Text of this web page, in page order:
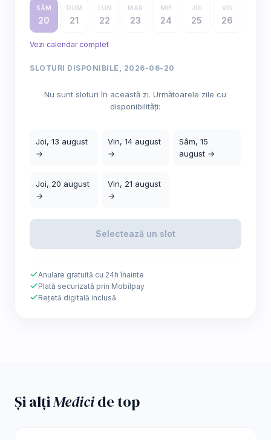
SÂM
20
DUM
21
LUN
22
MAR
23
MIE
24
JOI
25
VIN
26
Vezi calendar complet
SLOTURI DISPONIBILE, 2026-06-20
Nu sunt sloturi în această zi. Următoarele zile cu
disponibilități:
Joi, 13 august
→
Vin, 14 august
→
Sâm, 15
august →
Joi, 20 august
→
Vin, 21 august
→
Selectează un slot
Anulare gratuită cu 24h înainte
Plată securizată prin Mobilpay
Rețetă digitală inclusă
Și alțiMedicide top